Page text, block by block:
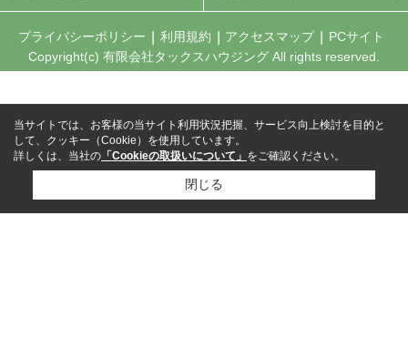
プライバシーポリシー 利用規約 アクセスマップ
PCサイト
Copyright(c) 有限会社タックスハウジング All rights reserved.
当サイトでは、お客様の当サイト利用状況把握、サービス向上検討を目的と
して、クッキー（Cookie）を使用しています。
詳しくは、当社の 「Cookieの取扱いについて」 をご確認ください。
閉じる